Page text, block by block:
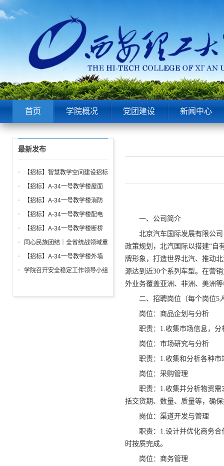
首页 学院概况 党团建设 新闻中心
一、公司简介
北京汽车国际发展有限公
政策规划，北汽国际以搭建“自
牌形象，打造世界北汽、推动
源达到近30个系列车型。在营
外业务覆盖亚洲、非洲、美洲
二、招聘岗位（每个岗位5
岗位：商品企划与分析
职责：1.收集市场信息，
岗位：市场研究与分析
职责：1.收集和分析各种
岗位：采购管理
职责：1.收集并分析物资
括交货期、数量、质量等，确
岗位：渠道开发与管理
职责：1.设计并优化商务
时按质完成。
岗位：商务管理
最新发布
【招标】智慧教学空间建设招标
公告
【招标】A-34一号教学楼屋面
找坡层及保温层工程招标公告
【招标】A-34一号教学楼消防
给水、电气、通风系统与防火门
调试工程招标公告
【招标】A-34一号教学楼配电
箱、柜采购招标文件
【招标】A-34一号教学楼断桥
铝合金窗深化设计、制作安装招
标公告
同心民族团结｜全省统战领域重
点工作推进会召开
【招标】A-34一号教学楼外墙
保温及饰面工程招标公告
学院召开安全稳定工作领导小组
校园安全工作